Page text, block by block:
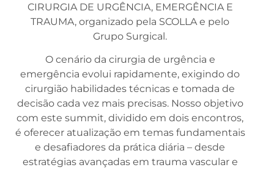
CIRURGIA DE URGÊNCIA, EMERGÊNCIA E
TRAUMA, organizado pela SCOLLA e pelo
Grupo Surgical.
O cenário da cirurgia de urgência e
emergência evolui rapidamente, exigindo do
cirurgião habilidades técnicas e tomada de
decisão cada vez mais precisas. Nosso objetivo
com este summit, dividido em dois encontros,
é oferecer atualização em temas fundamentais
e desafiadores da prática diária – desde
estratégias avançadas em trauma vascular e